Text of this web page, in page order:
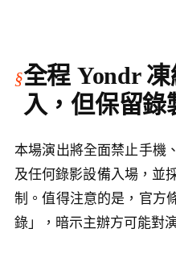
全程 Yondr
入，但保留錄
本場演出將全面禁止手機
及任何錄影設備入場，並
制。值得注意的是，官方
錄」，暗示主辦方可能對